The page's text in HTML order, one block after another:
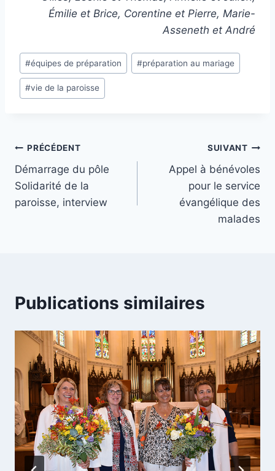
Émilie et Brice, Corentine et Pierre, Marie-
Asseneth et André
Étiquettes
de
la
#équipes de préparation #préparation au mariage
#vie de la paroisse
Navigation
de
l’article
PRÉCÉDENT
Démarrage du pôle
Solidarité de la
paroisse, interview
SUIVANT
Appel à bénévoles
pour le service
évangélique des
malades
Publications similaires